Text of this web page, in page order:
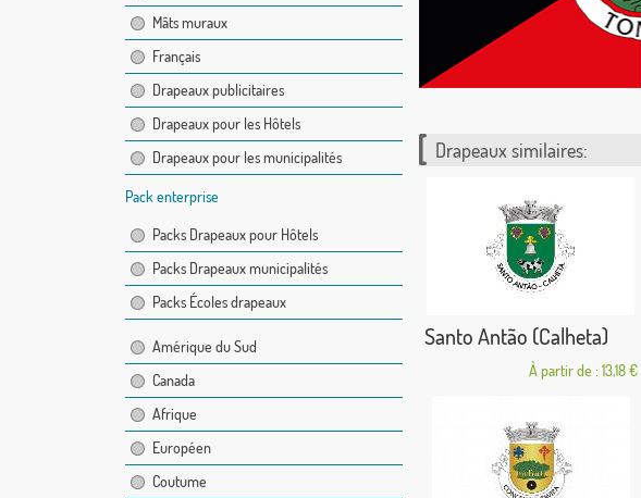
Mâts muraux
Français
Drapeaux publicitaires
Drapeaux pour les Hôtels
Drapeaux pour les municipalités
Pack enterprise
Packs Drapeaux pour Hôtels
Packs Drapeaux municipalités
Packs Écoles drapeaux
Amérique du Sud
Canada
Afrique
Européen
Coutume
Drapeaux similaires:
Santo Antão (Calheta)
À partir de : 13,18 €